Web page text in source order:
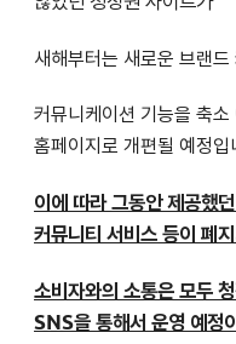
새해부터는 새로운 브랜
커뮤니케이션 기능을 축소
홈페이지로 개편될 예정입
이에 따라 그동안 제공했
커뮤니티 서비스 등이 폐
소비자와의 소통은 모두
SNS을 통해서 운영 예정